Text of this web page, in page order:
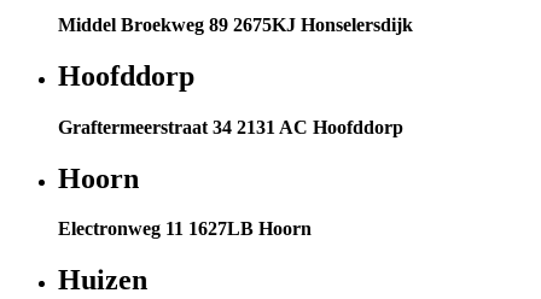
Middel Broekweg 89 2675KJ Honselersdijk
Hoofddorp
Graftermeerstraat 34 2131 AC Hoofddorp
Hoorn
Electronweg 11 1627LB Hoorn
Huizen